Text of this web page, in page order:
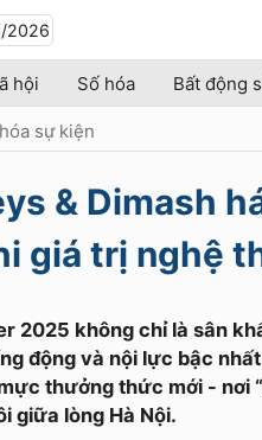
2026
hội Số hóa Bất động
sự kiện
& Dimash
giá trị nghệ
2025 không chỉ là sân
động và nội lực bậc
thưởng thức mới - nơi
giữa lòng Hà Nội.